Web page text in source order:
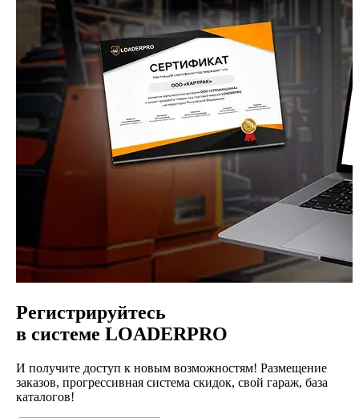
Регистрируйтесь
в системе LOADERPRO
И получите доступ к новым возможностям! Размещение
заказов, прогрессивная система скидок, свой гараж, база
каталогов!